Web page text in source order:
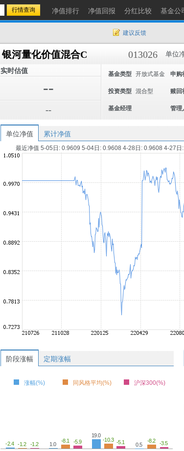
净值排行 净值回报 分红比较 基金公
建议反馈
银河量化价值混合C 013026 单位
实时估值
--
--
基金类型 开放式基金 申购
投资类型 混合型 赎回
基金经理 管理
单位净值 累计净值
最近净值 5-05日: 0.9609 5-04日: 0.9608 4-28日: 0.9608 4-27
阶段涨幅 定期涨幅
涨幅(%) 同风格平均(%) 沪深300(%)
-2.4 -1.2 -1.2 1.0
-8.1 -5.9
19.0
-10.3 -5.1 0.5
-8.2 -3.5